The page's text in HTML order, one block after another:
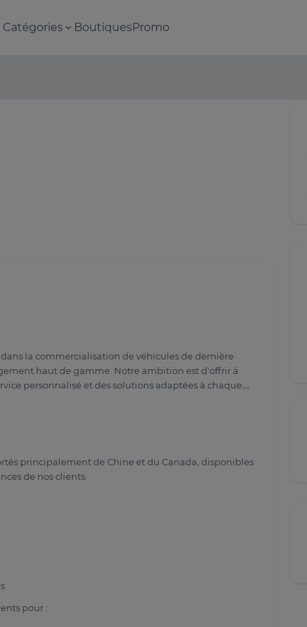
Catégories BoutiquesPromo
la commercialisation de véhicules de dernière
haut de gamme. Notre ambition est d'offrir à
personnalisé et des solutions adaptées à chaque
principalement de Chine et du Canada, disponibles
de nos clients.
pour :